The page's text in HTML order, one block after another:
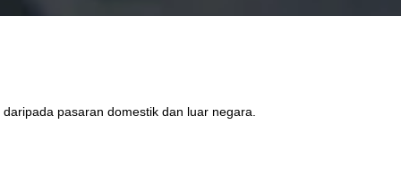
pasaran domestik dan luar negara.